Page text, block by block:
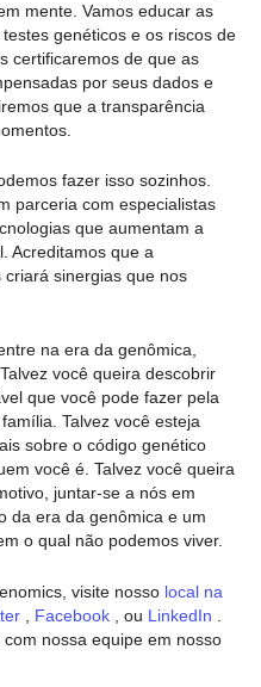
mente. Vamos educar as
genéticos e os riscos de
certificaremos de que as
por seus dados e
que a transparência
fazer isso sozinhos.
parceria com especialistas
que aumentam a
Acreditamos que a
sinergias que nos
na era da genômica,
você queira descobrir
que você pode fazer pela
Talvez você esteja
sobre o código genético
você é. Talvez você queira
juntar-se a nós em
da era da genômica e um
o qual não podemos viver.
visite nosso local na
Facebook , ou LinkedIn
nossa equipe em nosso